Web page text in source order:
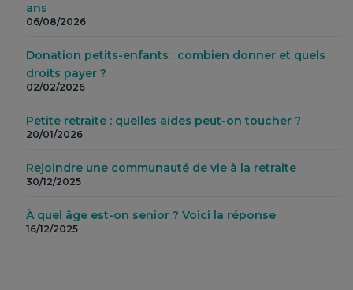
ans
06/08/2026
Donation petits-enfants : combien donner et quels
droits payer ?
02/02/2026
Petite retraite : quelles aides peut-on toucher ?
20/01/2026
Rejoindre une communauté de vie à la retraite
30/12/2025
À quel âge est-on senior ? Voici la réponse
16/12/2025